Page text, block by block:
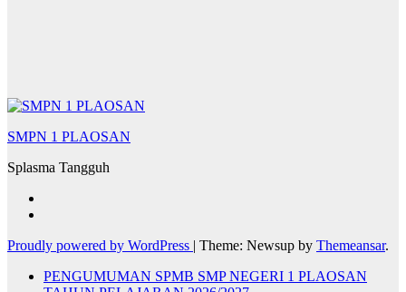
SMPN 1 PLAOSAN
Splasma Tangguh
Proudly powered by WordPress | Theme: Newsup by Themeansar.
PENGUMUMAN SPMB SMP NEGERI 1 PLAOSAN